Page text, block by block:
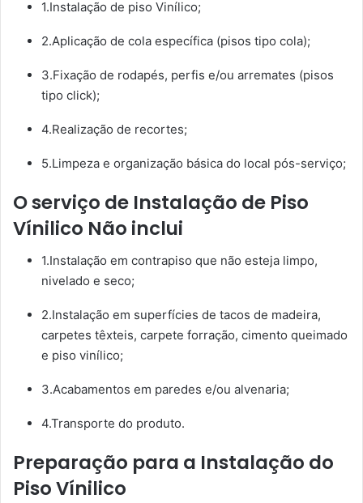
1.Instalação de piso Vinílico;
2.Aplicação de cola específica (pisos tipo cola);
3.Fixação de rodapés, perfis e/ou arremates (pisos
tipo click);
4.Realização de recortes;
5.Limpeza e organização básica do local pós-serviço;
O serviço de Instalação de Piso
Vínilico Não inclui
1.Instalação em contrapiso que não esteja limpo,
nivelado e seco;
2.Instalação em superfícies de tacos de madeira,
carpetes têxteis, carpete forração, cimento queimado
e piso vinílico;
3.Acabamentos em paredes e/ou alvenaria;
4.Transporte do produto.
Preparação para a Instalação do
Piso Vínilico